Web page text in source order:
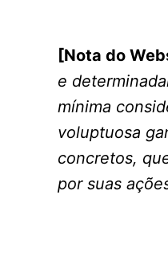
[Nota do
e
mínima
voluptuosa
concretos,
por suas